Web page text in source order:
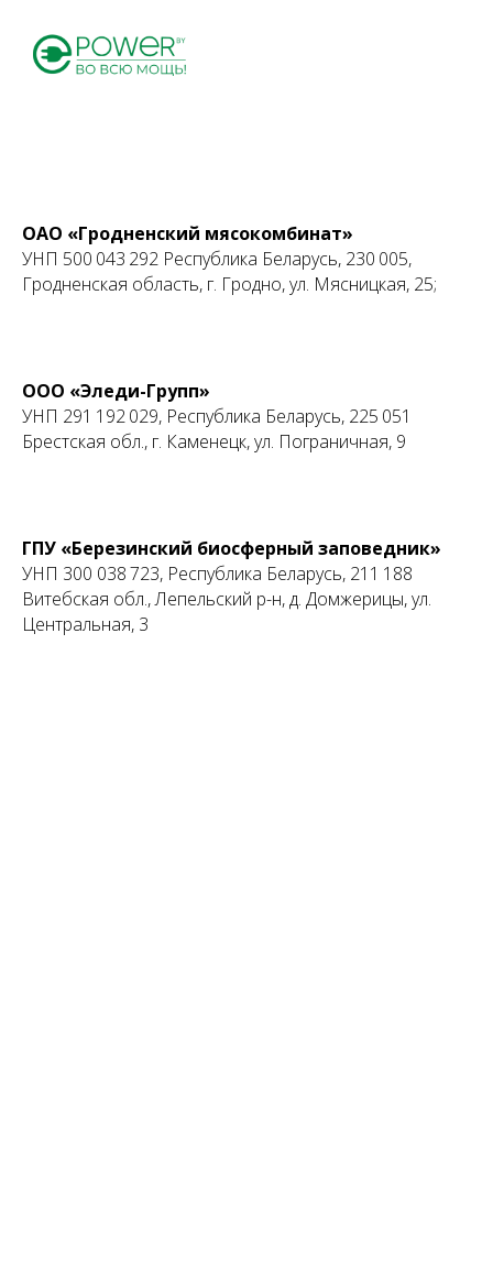
ОАО «Гродненский мясокомбинат»
УНП 500 043 292 Республика Беларусь, 230 005,
Гродненская область, г. Гродно, ул. Мясницкая, 25;
ООО «Эледи-Групп»
УНП 291 192 029, Республика Беларусь, 225 051
Брестская обл., г. Каменецк, ул. Пограничная, 9
ГПУ «Березинский биосферный заповедник»
УНП 300 038 723, Республика Беларусь, 211 188
Витебская обл., Лепельский р-н, д. Домжерицы, ул.
Центральная, 3
УНП 391743926
р/с BY65AKBB30120000111880000000
регистрации 391743926, выдан 26.11.2020
Оршанским РИК